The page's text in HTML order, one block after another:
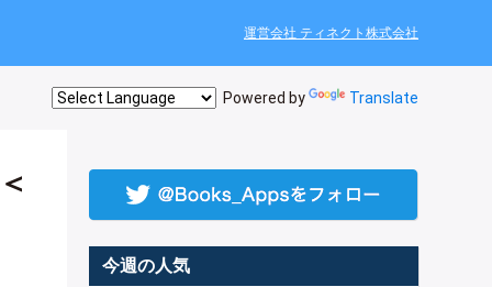
運営会社 ティネクト株式会社
Powered by Translate
今週の人気